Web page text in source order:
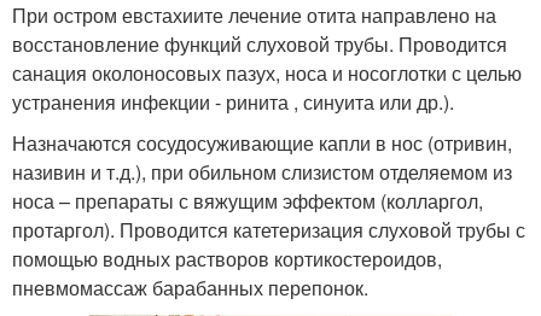
При остром евстахиите лечение отита направлено на
восстановление функций слуховой трубы. Проводится
санация околоносовых пазух, носа и носоглотки с целью
устранения инфекции - ринита , синуита или др.).
Назначаются сосудосуживающие капли в нос (отривин,
називин и т.д.), при обильном слизистом отделяемом из
носа – препараты с вяжущим эффектом (колларгол,
протаргол). Проводится катетеризация слуховой трубы с
помощью водных растворов кортикостероидов,
пневмомассаж барабанных перепонок.